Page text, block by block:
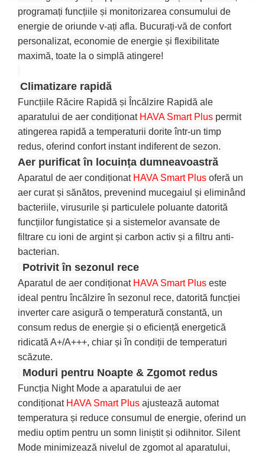
programați funcțiile și monitorizarea consumului de
energie de oriunde v-ați afla. Bucurați-vă de confort
personalizat, economie de energie și flexibilitate
maximă, toate la o simplă atingere!
Climatizare rapidă
Funcțiile Răcire Rapidă și Încălzire Rapidă ale
aparatului de aer condiționat HAVA Smart Plus permit
atingerea rapidă a temperaturii dorite într-un timp
redus, oferind confort instant indiferent de sezon.
Aer purificat în locuința dumneavoastră
Aparatul de aer condiționat HAVA Smart Plus oferă un
aer curat și sănătos, prevenind mucegaiul și eliminând
bacteriile, virusurile și particulele poluante datorită
funcțiilor fungistatice și a sistemelor avansate de
filtrare cu ioni de argint și carbon activ și a filtru anti-
bacterian.
Potrivit în sezonul rece
Aparatul de aer condiționat HAVA Smart Plus este
ideal pentru încălzire în sezonul rece, datorită funcției
inverter care asigură o temperatură constantă, un
consum redus de energie și o eficiență energetică
ridicată A+/A+++, chiar și în condiții de temperaturi
scăzute.
Moduri pentru Noapte & Zgomot redus
Funcția Night Mode a aparatului de aer
condiționat HAVA Smart Plus ajustează automat
temperatura și reduce consumul de energie, oferind un
mediu optim pentru un somn liniștit și odihnitor. Silent
Mode minimizează nivelul de zgomot al aparatului,